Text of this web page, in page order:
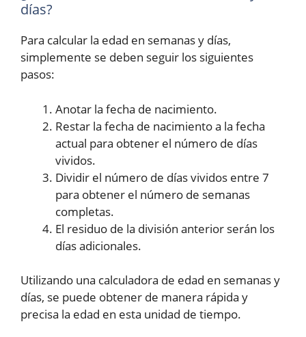
días?
Para calcular la edad en semanas y días,
simplemente se deben seguir los siguientes
pasos:
Anotar la fecha de nacimiento.
Restar la fecha de nacimiento a la fecha
actual para obtener el número de días
vividos.
Dividir el número de días vividos entre 7
para obtener el número de semanas
completas.
El residuo de la división anterior serán los
días adicionales.
Utilizando una calculadora de edad en semanas y
días, se puede obtener de manera rápida y
precisa la edad en esta unidad de tiempo.